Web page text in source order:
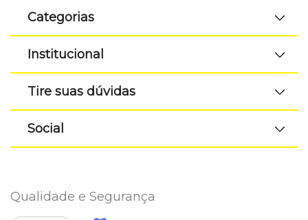
Categorias
Institucional
Tire suas dúvidas
Social
Qualidade e Segurança